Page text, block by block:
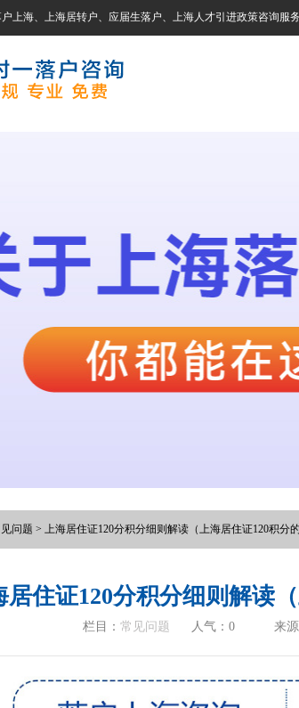
上海、上海居转户、应届生落户、上海人才引进政策咨询服务
问题 > 上海居住证120分积分细则解读（上海居住证120积分的
居住证120分积分细则解读
栏目： 常见问题 人气： 0 来